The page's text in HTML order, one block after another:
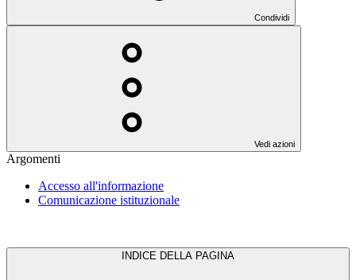
Condividi
Vedi azioni
Argomenti
Accesso all'informazione
Comunicazione istituzionale
INDICE DELLA PAGINA